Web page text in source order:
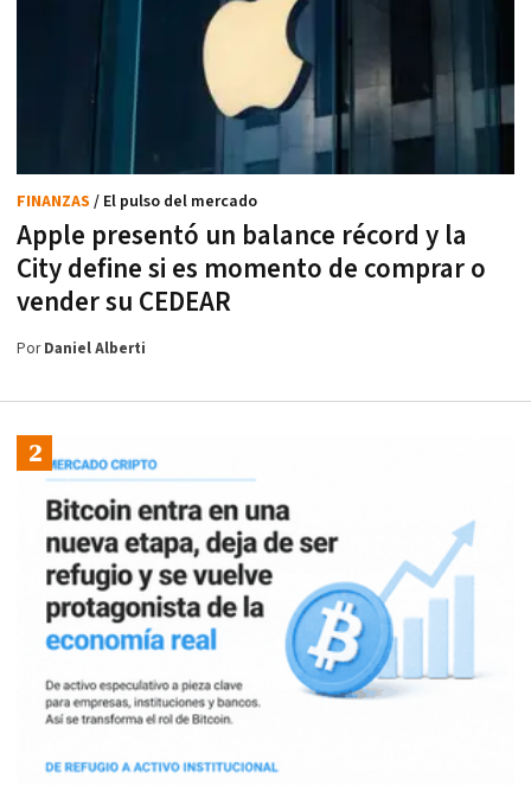
Apple presentó un balance récord y la
City define si es momento de comprar o
vender su CEDEAR
FINANZAS / El pulso del mercado
PorDaniel Alberti